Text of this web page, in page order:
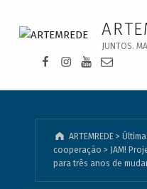
JAM! Projeto incrível procura Gestor(a) para
JUNTOS.
Facebook da
Instagram da
Youtube da
Email
ARTEMREDE>
cooperação > JAM!
para três anos de